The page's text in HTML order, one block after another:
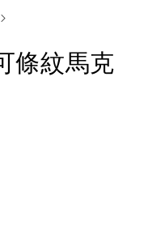
條紋馬克